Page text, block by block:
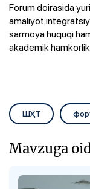
Forum doirasida
amaliyot
sarmoya huquqi
akademik
ШҲТ
Mavzuga